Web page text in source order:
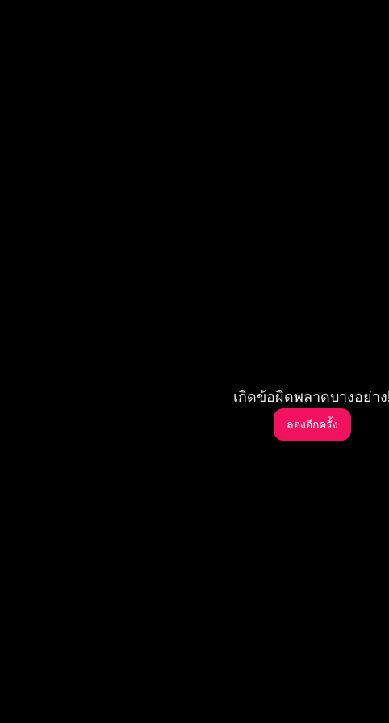
เกิดข้อผิดพลาดบางอย่า
ลองอีกครั้ง